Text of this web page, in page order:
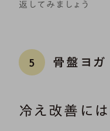
返してみましょう
5 骨盤ヨガ
冷え改善に